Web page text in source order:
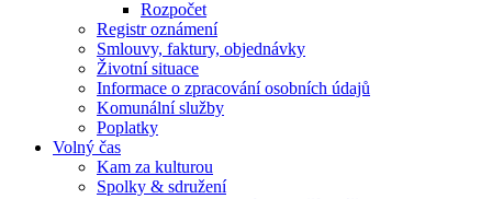
Rozpočet
Registr oznámení
Smlouvy, faktury, objednávky
Životní situace
Informace o zpracování osobních údajů
Komunální služby
Poplatky
Volný čas
Kam za kulturou
Spolky & sdružení